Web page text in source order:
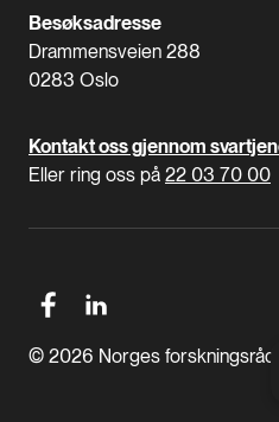
Besøksadresse
Drammensveien 288
0283 Oslo
Kontakt oss gjennom
Eller ring oss på 22 03 70 00
© 2026 Norges forskningsråd